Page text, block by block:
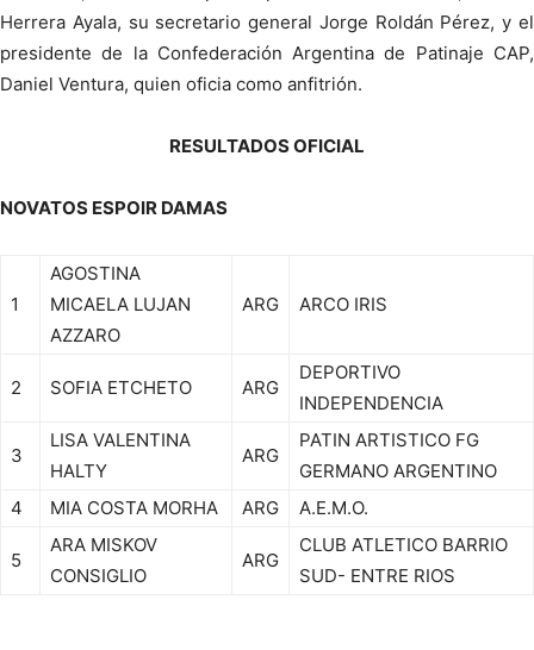
Herrera Ayala, su secretario general Jorge Roldán Pérez, y el
presidente de la Confederación Argentina de Patinaje CAP,
Daniel Ventura, quien oficia como anfitrión.
RESULTADOS OFICIAL
NOVATOS ESPOIR DAMAS
1
AGOSTINA
MICAELA LUJAN
AZZARO
ARG ARCO IRIS
2 SOFIA ETCHETO ARG
DEPORTIVO
INDEPENDENCIA
3
LISA VALENTINA
HALTY
ARG
PATIN ARTISTICO FG
GERMANO ARGENTINO
4
MIA COSTA MORHA ARG A.E.M.O.
5
ARA MISKOV
CONSIGLIO
ARG
CLUB ATLETICO BARRIO
SUD- ENTRE RIOS